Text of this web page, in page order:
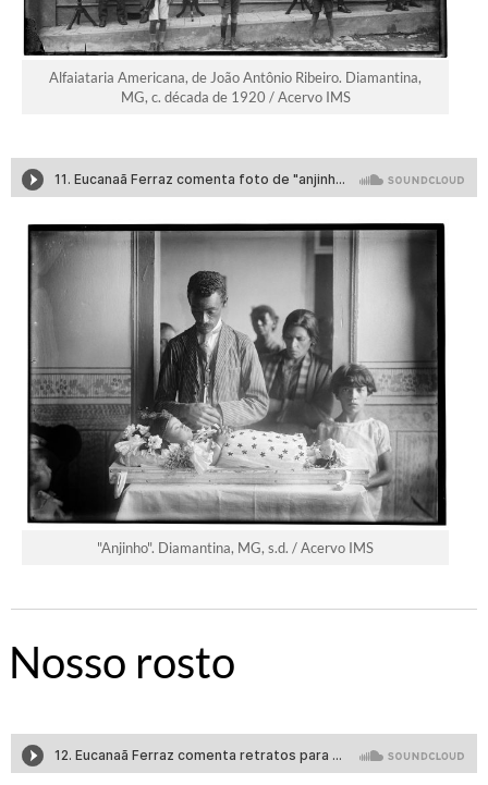
Alfaiataria Americana, de João Antônio Ribeiro. Diamantina,
MG, c. década de 1920 / Acervo IMS
"Anjinho". Diamantina, MG, s.d. / Acervo IMS
Nosso rosto